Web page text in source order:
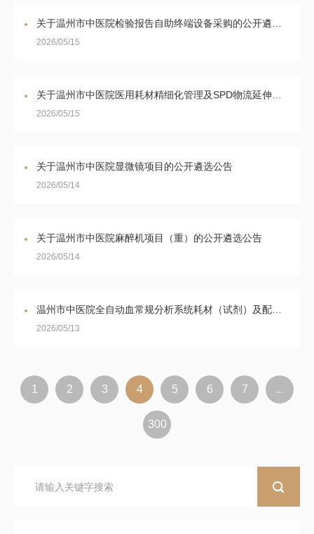
2026/05/15
2026/05/15
关于温州市中医院显微镜项目的公开遴选公告
2026/05/14
关于温州市中医院麻醉机项目（重）的公开遴选公告
2026/05/14
2026/05/13
1 2 3 4 5 6 7 ...
300